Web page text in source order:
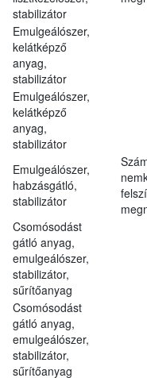
stabilizátor
Emulgeálószer,
kelátképző
anyag,
stabilizátor
Emulgeálószer,
kelátképző
anyag,
stabilizátor
Emulgeálószer,
habzásgátló,
stabilizátor
Csomósodást
gátló anyag,
emulgeálószer,
stabilizátor,
sűrítőanyag
Csomósodást
gátló anyag,
emulgeálószer,
stabilizátor,
sűrítőanyag